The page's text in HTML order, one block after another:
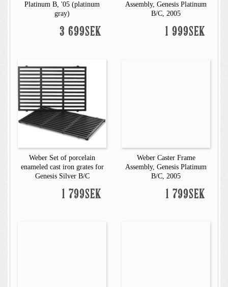
Platinum B, '05 (platinum
gray)
3 699SEK
Assembly, Genesis Platinum
B/C, 2005
1 999SEK
Weber Set of porcelain
enameled cast iron grates for
Genesis Silver B/C
1 799SEK
Weber Caster Frame
Assembly, Genesis Platinum
B/C, 2005
1 799SEK